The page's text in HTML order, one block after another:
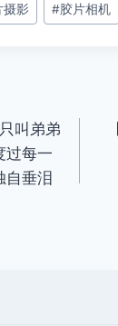
摄影 #胶片相机
叫弟弟
过每一
自垂泪